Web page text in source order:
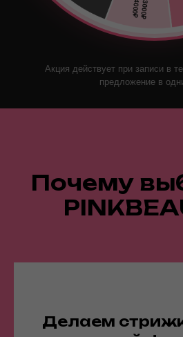
Акция действует при записи в
предложение в
Почему
Делаем